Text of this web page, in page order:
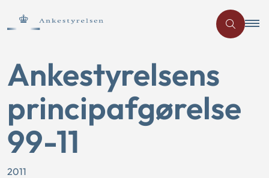
Ankestyrelsens
principafgørelse
99-11
2011